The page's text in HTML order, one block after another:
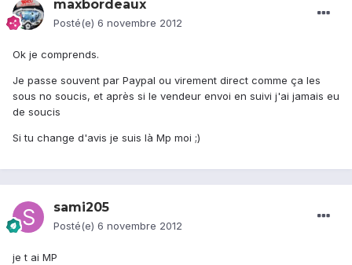
maxbordeaux
Posté(e) 6 novembre 2012
Ok je comprends.
Je passe souvent par Paypal ou virement direct comme ça les
sous no soucis, et après si le vendeur envoi en suivi j'ai jamais eu
de soucis
Si tu change d'avis je suis là Mp moi ;)
sami205
Posté(e) 6 novembre 2012
je t ai MP